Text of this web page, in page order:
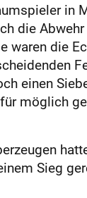
in
die Abwehr
waren die
einen
möglich
Sieg